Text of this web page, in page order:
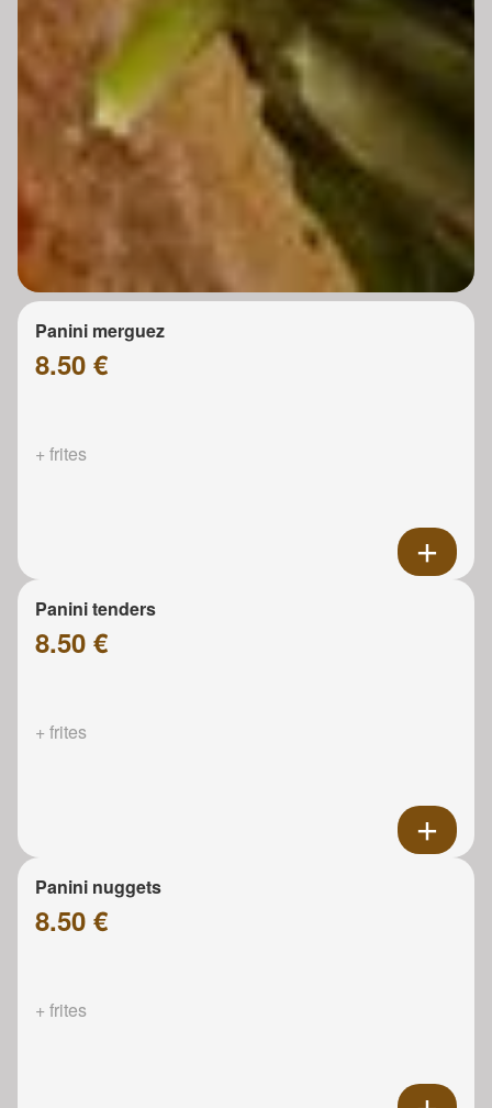
Panini merguez
8.50 €
+ frites
Panini tenders
8.50 €
+ frites
Panini nuggets
8.50 €
+ frites